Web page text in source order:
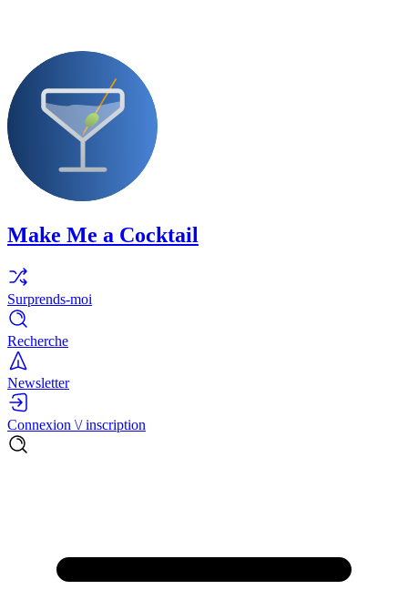
Make Me a Cocktail
Surprends-moi
Recherche
Newsletter
Connexion \/ inscription